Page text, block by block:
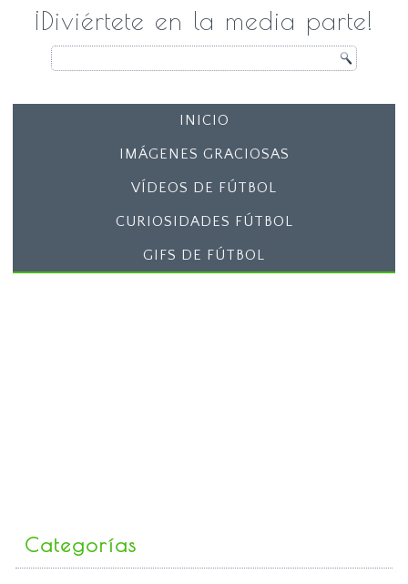
¡Diviértete en la media parte!
INICIO
IMÁGENES GRACIOSAS
VÍDEOS DE FÚTBOL
CURIOSIDADES FÚTBOL
GIFS DE FÚTBOL
Categorías